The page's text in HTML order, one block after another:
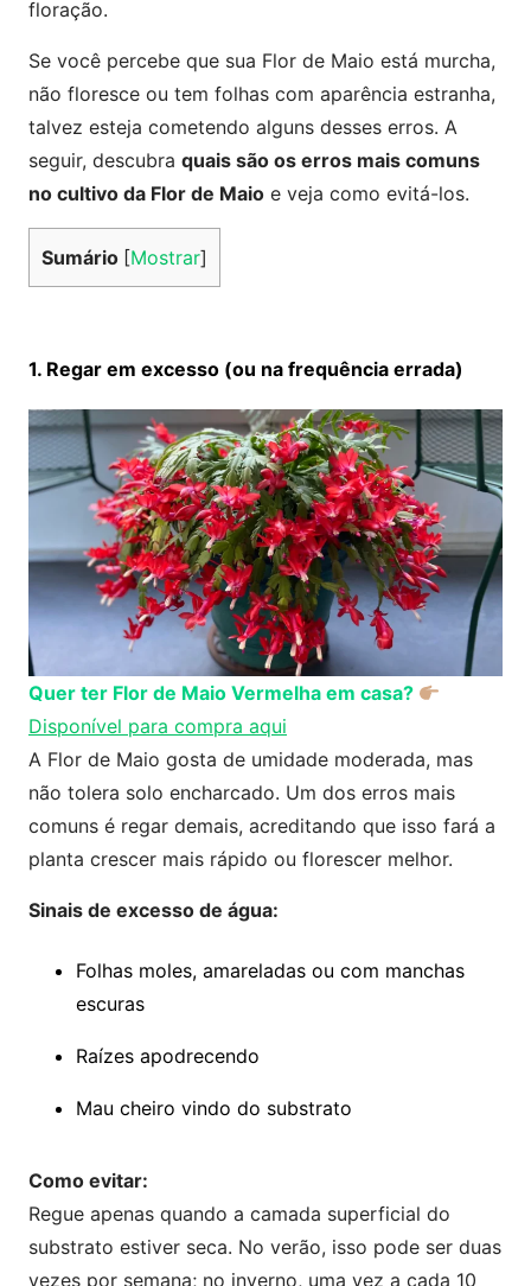
floração.
Se você percebe que sua Flor de Maio está murcha,
não floresce ou tem folhas com aparência estranha,
talvez esteja cometendo alguns desses erros. A
seguir, descubra quais são os erros mais comuns
no cultivo da Flor de Maio e veja como evitá-los.
Sumário [Mostrar]
1. Regar em excesso (ou na frequência errada)
Quer ter Flor de Maio Vermelha em casa?
Disponível para compra aqui
A Flor de Maio gosta de umidade moderada, mas
não tolera solo encharcado. Um dos erros mais
comuns é regar demais, acreditando que isso fará a
planta crescer mais rápido ou florescer melhor.
Sinais de excesso de água:
Folhas moles, amareladas ou com manchas
escuras
Raízes apodrecendo
Mau cheiro vindo do substrato
Como evitar:
Regue apenas quando a camada superficial do
substrato estiver seca. No verão, isso pode ser duas
vezes por semana; no inverno, uma vez a cada 10